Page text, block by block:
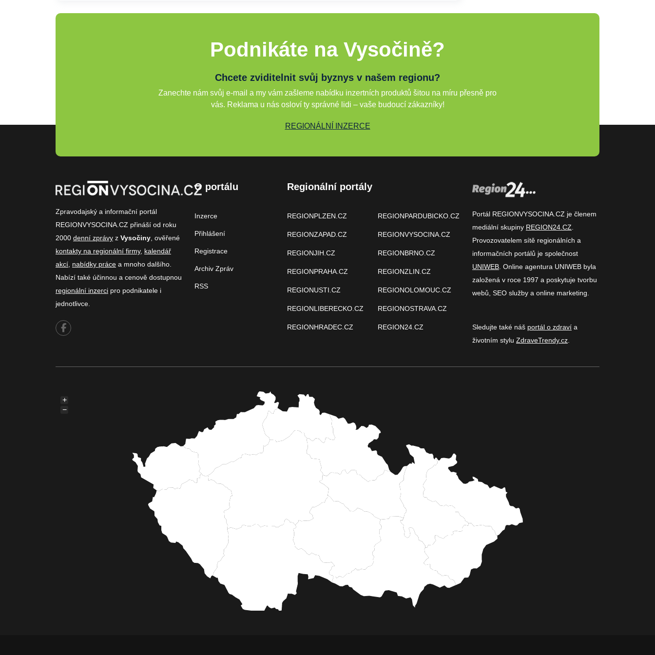
Podnikáte na Vysočině?
Chcete zviditelnit svůj byznys v našem regionu?
Zanechte nám svůj e-mail a my vám zašleme nabídku inzertních produktů šitou na míru přesně pro
vás. Reklama u nás osloví ty správné lidi – vaše budoucí zákazníky!
REGIONÁLNÍ INZERCE
Zpravodajský a informační portál
REGIONVYSOCINA.CZ přináší od roku
2000 denní zprávy z Vysočiny , ověřené
kontakty na regionální firmy, kalendář
akcí nabídky práce a mnoho dalšího.
Nabízí také účinnou a cenově dostupnou
regionální inzerci pro podnikatele i
jednotlivce.
O portálu
Inzerce
Přihlášení
Registrace
Archiv Zpráv
RSS
Regionální portály
REGIONPLZEN.CZ
REGIONZAPAD.CZ
REGIONJIH.CZ
REGIONPRAHA.CZ
REGIONUSTI.CZ
REGIONLIBERECKO.CZ
REGIONHRADEC.CZ
REGIONPARDUBICKO.CZ
REGIONVYSOCINA.CZ
REGIONBRNO.CZ
REGIONZLIN.CZ
REGIONOLOMOUC.CZ
REGIONOSTRAVA.CZ
REGION24.CZ
Portál REGIONVYSOCINA.CZ je členem
mediální skupiny REGION24.CZ
Provozovatelem sítě regionálních a
informačních portálů je společnost
UNIWEB . Online agentura UNIWEB byla
založená v roce 1997 a poskytuje tvorbu
webů, SEO služby a online marketing.
Sledujte také náš portál o zdraví a
životním stylu ZdraveTrendy.cz
+
−